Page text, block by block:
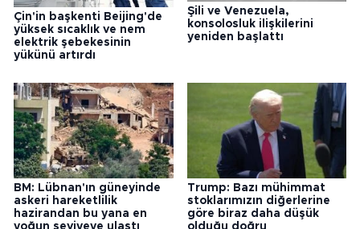
Çin'in başkenti Beijing'de
yüksek sıcaklık ve nem
elektrik şebekesinin
yükünü artırdı
Şili ve Venezuela,
konsolosluk ilişkilerini
yeniden başlattı
BM: Lübnan'ın güneyinde
askeri hareketlilik
hazirandan bu yana en
yoğun seviyeye ulaştı
Trump: Bazı mühimmat
stoklarımızın diğerlerine
göre biraz daha düşük
olduğu doğru